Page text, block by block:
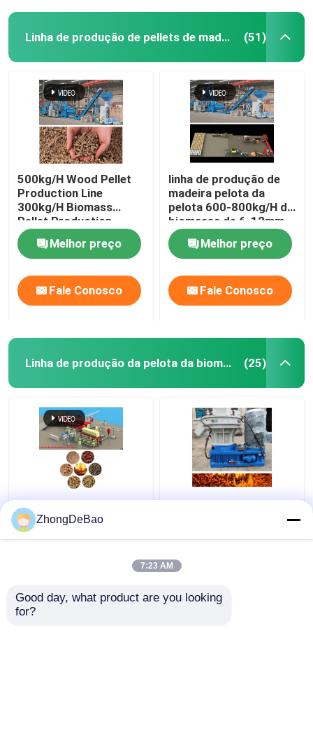
Linha de produção de pellets de madeira (51)
500kg/H Wood Pellet
Production Line
300kg/H Biomass
Pellet Production
Equipment
Melhor preço
Fale Conosco
linha de produção de
madeira pelota da
pelota 600-800kg/H da
biomassa de 6-12mm
que faz a máquina
Melhor preço
Fale Conosco
Linha de produção da pelota da biomassa (25)
Linha comercial 1 da
pelota da biomassa -
5TPH arroz Straw
linha de produção 800-
1000kg/H da pelota da
Line
ZhongDeBao
7:23 AM
Good day, what product are you looking
for?